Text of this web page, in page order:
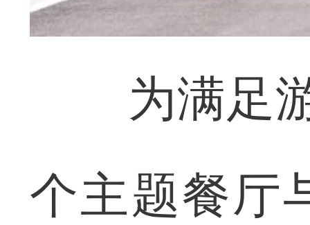
为满足游
个主题餐厅